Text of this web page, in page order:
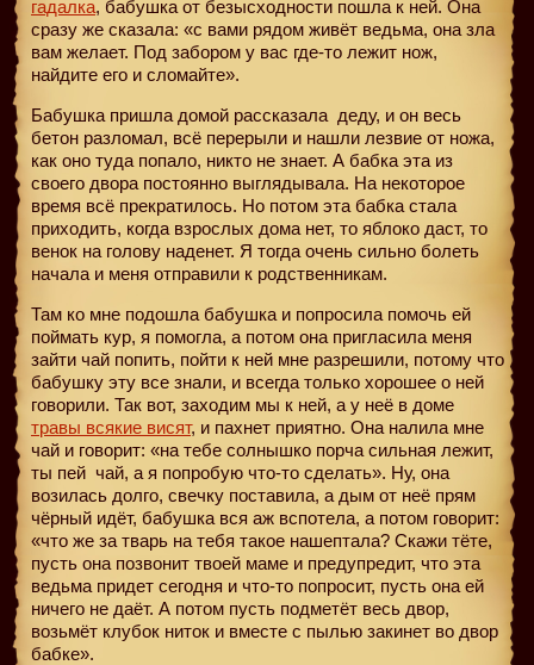
гадалка, бабушка от безысходности пошла к ней. Она
сразу же сказала: «с вами рядом живёт ведьма, она зла
вам желает. Под забором у вас где-то лежит нож,
найдите его и сломайте».
Бабушка пришла домой рассказала деду, и он весь
бетон разломал, всё перерыли и нашли лезвие от ножа,
как оно туда попало, никто не знает. А бабка эта из
своего двора постоянно выглядывала. На некоторое
время всё прекратилось. Но потом эта бабка стала
приходить, когда взрослых дома нет, то яблоко даст, то
венок на голову наденет. Я тогда очень сильно болеть
начала и меня отправили к родственникам.
Там ко мне подошла бабушка и попросила помочь ей
поймать кур, я помогла, а потом она пригласила меня
зайти чай попить, пойти к ней мне разрешили, потому что
бабушку эту все знали, и всегда только хорошее о ней
говорили. Так вот, заходим мы к ней, а у неё в доме
травы всякие висят, и пахнет приятно. Она налила мне
чай и говорит: «на тебе солнышко порча сильная лежит,
ты пей чай, а я попробую что-то сделать». Ну, она
возилась долго, свечку поставила, а дым от неё прям
чёрный идёт, бабушка вся аж вспотела, а потом говорит:
«что же за тварь на тебя такое нашептала? Скажи тёте,
пусть она позвонит твоей маме и предупредит, что эта
ведьма придет сегодня и что-то попросит, пусть она ей
ничего не даёт. А потом пусть подметёт весь двор,
возьмёт клубок ниток и вместе с пылью закинет во двор
бабке».